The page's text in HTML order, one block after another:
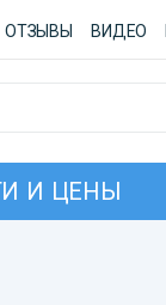
ОТЗЫВЫ ВИДЕО
И ЦЕНЫ